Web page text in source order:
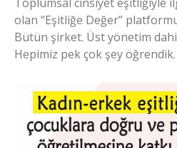
olan “Eşitliğe Değer”
Bütün şirket. Üst yönetim
Hepimiz pek çok şey öğrendik.